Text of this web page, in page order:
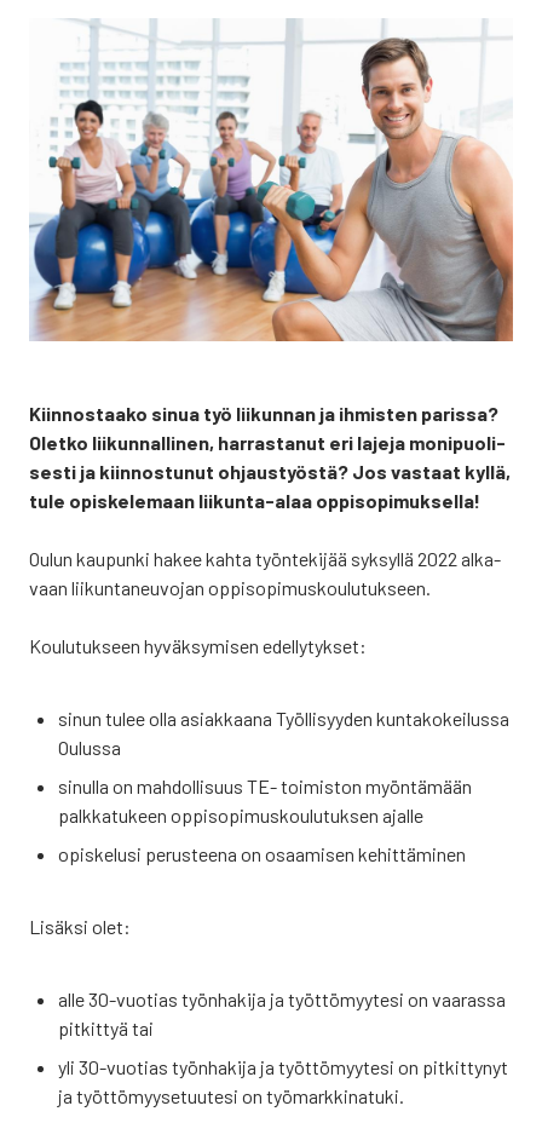
Kiin­nos­taa­ko sinua työ lii­kun­nan ja ihmis­ten paris­sa?
Olet­ko lii­kun­nal­li­nen, har­ras­ta­nut eri laje­ja moni­puo­li­
ses­ti ja kiin­nos­tu­nut ohjaus­työs­tä? Jos vas­taat kyl­lä,
tule opis­ke­le­maan lii­kun­ta-alaa oppi­so­pi­muk­sel­la!
Oulun kau­pun­ki hakee kah­ta työn­te­ki­jää syk­syl­lä 2022 alka­
vaan lii­kun­ta­neu­vo­jan oppi­so­pi­mus­kou­lu­tuk­seen.
Kou­lu­tuk­seen hyväk­sy­mi­sen edel­ly­tyk­set:
sinun tulee olla asiak­kaa­na Työl­li­syy­den kun­ta­ko­kei­lus­sa
Oulus­sa
sinul­la on mah­dol­li­suus TE- toi­mis­ton myön­tä­mään
palk­ka­tu­keen oppi­so­pi­mus­kou­lu­tuk­sen ajal­le
opis­ke­lusi perus­tee­na on osaa­mi­sen kehit­tä­mi­nen
Lisäk­si olet:
alle 30-vuo­tias työn­ha­ki­ja ja työt­tö­myy­te­si on vaa­ras­sa
pit­kit­tyä tai
yli 30-vuo­tias työn­ha­ki­ja ja työt­tö­myy­te­si on pit­kit­ty­nyt
ja työt­tö­myy­se­tuu­te­si on työ­mark­ki­na­tu­ki.